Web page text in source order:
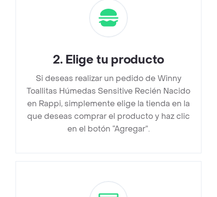
2. Elige tu producto
Si deseas realizar un pedido de Winny
Toallitas Húmedas Sensitive Recién Nacido
en Rappi, simplemente elige la tienda en la
que deseas comprar el producto y haz clic
en el botón “Agregar”.